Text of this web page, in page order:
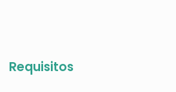
Requisitos